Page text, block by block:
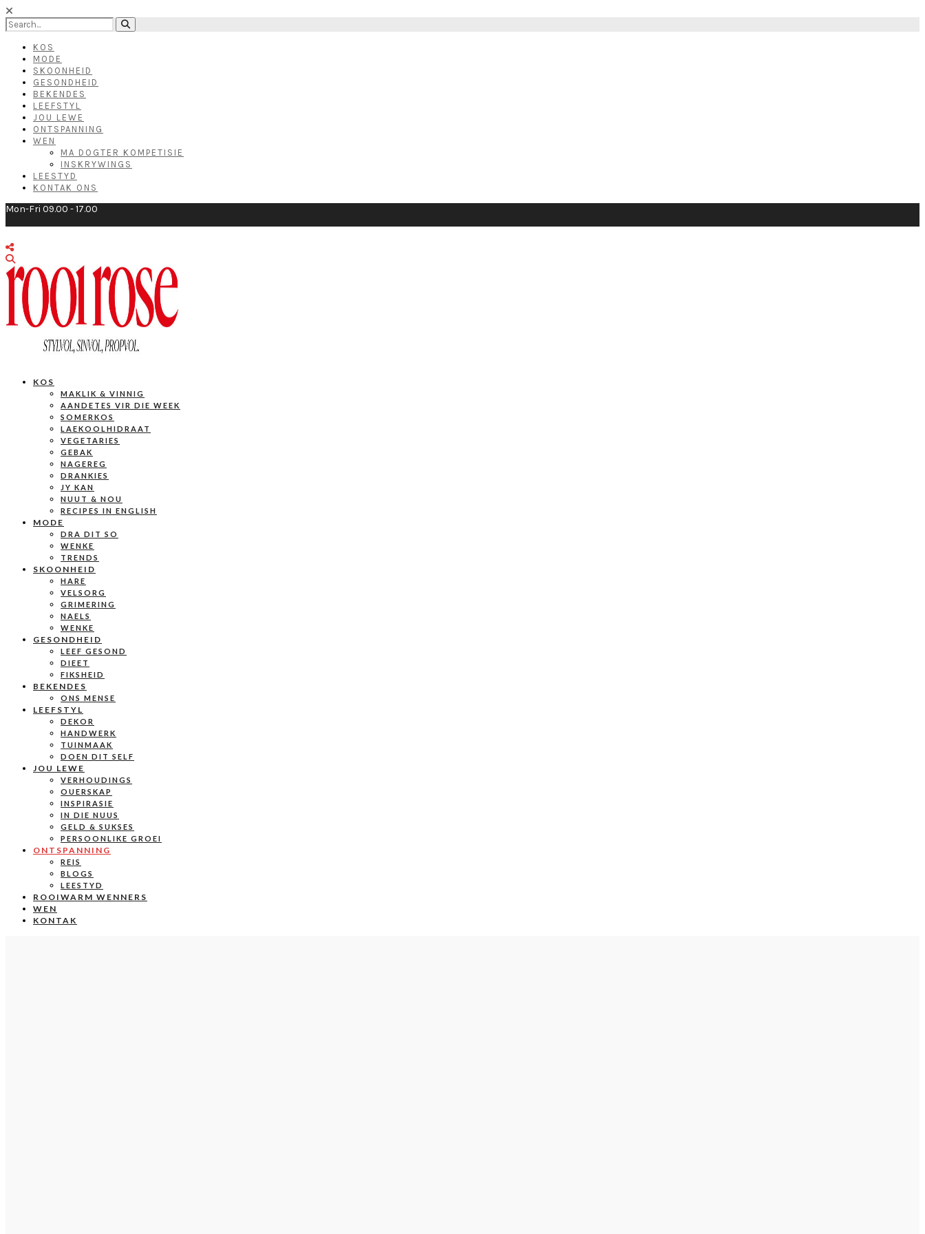
KOS
MODE
SKOONHEID
GESONDHEID
BEKENDES
LEEFSTYL
JOU LEWE
ONTSPANNING
WEN
MA DOGTER KOMPETISIE
INSKRYWINGS
LEESTYD
KONTAK ONS
Mon-Fri 09.00 - 17.00
KOS
MAKLIK & VINNIG
AANDETES VIR DIE WEEK
SOMERKOS
LAEKOOLHIDRAAT
VEGETARIES
GEBAK
NAGEREG
DRANKIES
JY KAN
NUUT & NOU
RECIPES IN ENGLISH
MODE
DRA DIT SO
WENKE
TRENDS
SKOONHEID
HARE
VELSORG
GRIMERING
NAELS
WENKE
GESONDHEID
LEEF GESOND
DIEET
FIKSHEID
BEKENDES
ONS MENSE
LEEFSTYL
DEKOR
HANDWERK
TUINMAAK
DOEN DIT SELF
JOU LEWE
VERHOUDINGS
OUERSKAP
INSPIRASIE
IN DIE NUUS
GELD & SUKSES
PERSOONLIKE GROEI
ONTSPANNING
REIS
BLOGS
LEESTYD
ROOIWARM WENNERS
WEN
KONTAK